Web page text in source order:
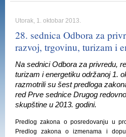
Utorak, 1. oktobar 2013.
28. sednica Odbora za
razvoj, trgovinu, turizam i
Na sednici Odbora za privredu,
turizam i energetiku održanoj 1.
razmotrili su šest predloga
red Prve sednice Drugog
skupštine u 2013. godini.
Predlog zakona o posredovanju u
Predlog zakona o izmenama i